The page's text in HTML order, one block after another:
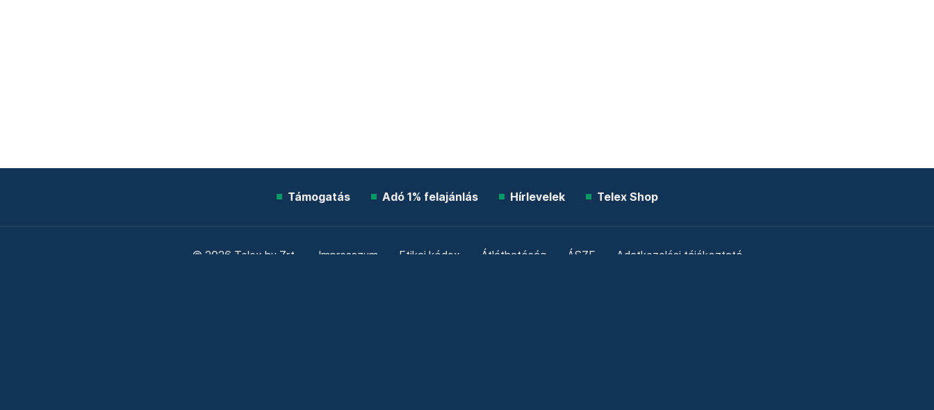
Támogatás Adó 1% felajánlás Hírlevelek Telex Shop
© 2026 Telex.hu Zrt. Impresszum Etikai kódex Átláthatóság ÁSZF Adatkezelési tájékoztató